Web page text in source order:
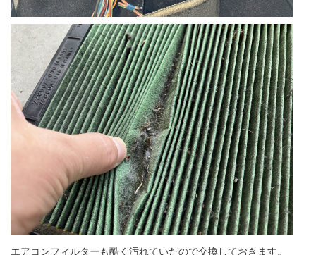
エアコンフィルターも酷く汚れていたので交換しておきます。